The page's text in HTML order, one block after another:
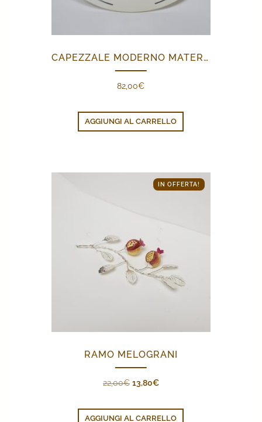
CAPEZZALE MODERNO MATERNITÀ
82,00€
AGGIUNGI AL CARRELLO
IN OFFERTA!
RAMO MELOGRANI
22,00€ Il
originale
era:
13,80€Il
attuale
è:
AGGIUNGI AL CARRELLO